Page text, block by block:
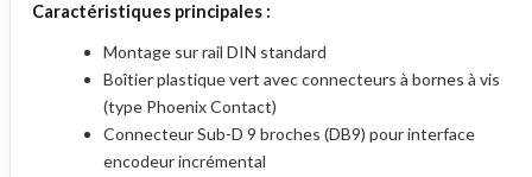
Caractéristiques principales :
Montage sur rail DIN standard
Boîtier plastique vert avec connecteurs à bornes à vis
(type Phoenix Contact)
Connecteur Sub-D 9 broches (DB9) pour interface
encodeur incrémental